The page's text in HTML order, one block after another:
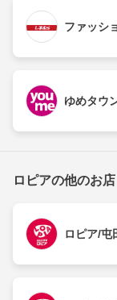
ファッシ
ゆめタウ
ロピアの他のお店
ロピア/屯